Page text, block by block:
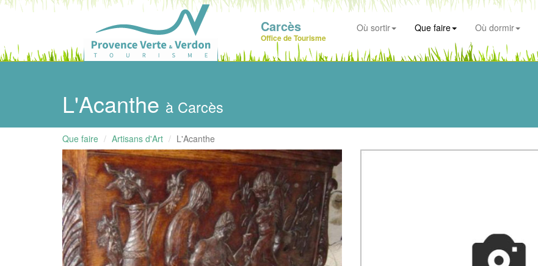
Carcès
Office de Tourisme
Où sortir Que faire Où dormir
L'Acanthe à Carcès
Que faire Artisans d'Art
L'Acanthe